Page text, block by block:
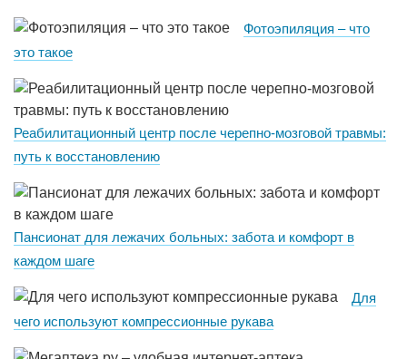
Фотоэпиляция – что
это такое
Реабилитационный центр после черепно-мозговой травмы:
путь к восстановлению
Пансионат для лежачих больных: забота и комфорт в
каждом шаге
Для
чего используют компрессионные рукава